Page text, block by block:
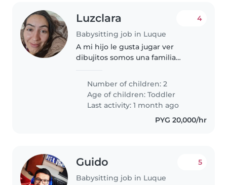
Luzclara
Babysitting job in Luque
4
A mi hijo le gusta jugar ver
dibujitos somos una familia
Number of children: 2
Age of children:Toddler
Last activity: 1 month ago
PYG 20,000/hr
Guido
Babysitting job in Luque
5